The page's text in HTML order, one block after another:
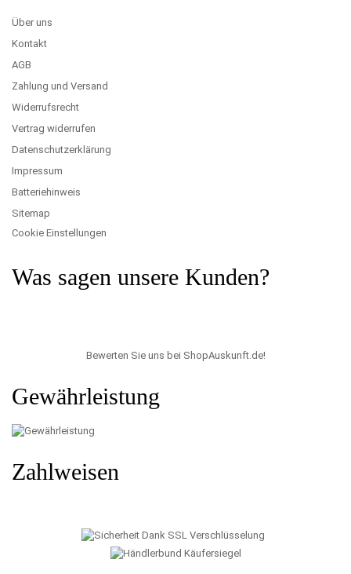
Über uns
Kontakt
AGB
Zahlung und Versand
Widerrufsrecht
Vertrag widerrufen
Datenschutzerklärung
Impressum
Batteriehinweis
Sitemap
Cookie Einstellungen
Was sagen unsere Kunden?
Bewerten Sie uns bei ShopAuskunft.de!
Gewährleistung
Zahlweisen